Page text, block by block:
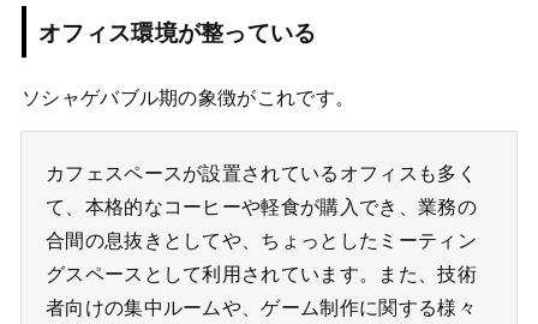
オフィス環境が整っている
ソシャゲバブル期の象徴がこれです。
カフェスペースが設置されているオフィスも多く
て、本格的なコーヒーや軽食が購入でき、業務の
合間の息抜きとしてや、ちょっとしたミーティン
グスペースとして利用されています。また、技術
者向けの集中ルームや、ゲーム制作に関する様々